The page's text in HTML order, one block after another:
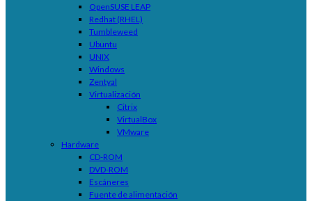
OpenSUSE LEAP
Redhat (RHEL)
Tumbleweed
Ubuntu
UNIX
Windows
Zentyal
Virtualización
Citrix
VirtualBox
VMware
Hardware
CD-ROM
DVD-ROM
Escáneres
Fuente de alimentación